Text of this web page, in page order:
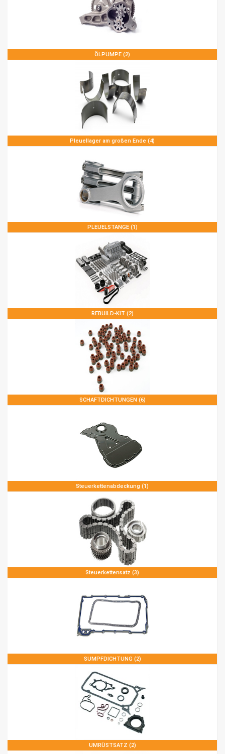
ÖLPUMPE (2)
Pleuellager am großen Ende (4)
PLEUELSTANGE (1)
REBUILD-KIT (2)
SCHAFTDICHTUNGEN (6)
Steuerkettenabdeckung (1)
Steuerkettensatz (3)
SUMPFDICHTUNG (2)
UMRÜSTSATZ (2)